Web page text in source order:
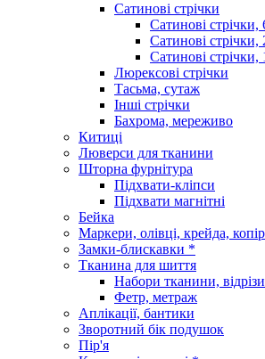
Сатинові стрічки
Сатинові
Сатинові
Сатинові стрічки,
Люрексові стрічки
Тасьма, сутаж
Інші стрічки
Бахрома, мереживо
Китиці
Люверси для тканини
Шторна фурнітура
Підхвати-кліпси
Підхвати магнітні
Бейка
Маркери, олівці, крейда,
Замки-блискавки *
Тканина для шиття
Набори тканини, відрізи
Фетр, метраж
Аплікації, бантики
Зворотний бік подушок
Пір'я